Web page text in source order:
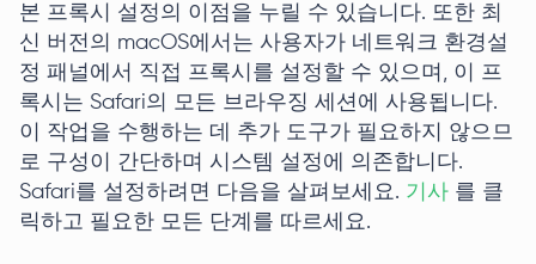
본 프록시 설정의 이점을 누릴 수 있습니다. 또한 최
신 버전의 macOS에서는 사용자가 네트워크 환경설
정 패널에서 직접 프록시를 설정할 수 있으며, 이 프
록시는 Safari의 모든 브라우징 세션에 사용됩니다.
이 작업을 수행하는 데 추가 도구가 필요하지 않으므
로 구성이 간단하며 시스템 설정에 의존합니다.
Safari를 설정하려면 다음을 살펴보세요. 기사 를 클
릭하고 필요한 모든 단계를 따르세요.